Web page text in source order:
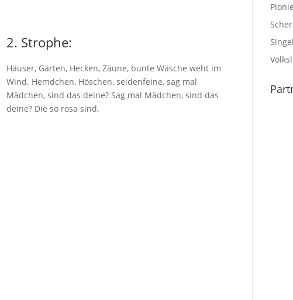
2. Strophe:
Häuser, Gärten, Hecken, Zäune, bunte Wäsche weht im
Wind. Hemdchen, Höschen, seidenfeine, sag mal
Mädchen, sind das deine? Sag mal Mädchen, sind das
deine? Die so rosa sind.